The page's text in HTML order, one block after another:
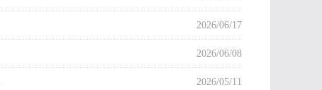
2026/06/17
2026/06/08
2026/05/11